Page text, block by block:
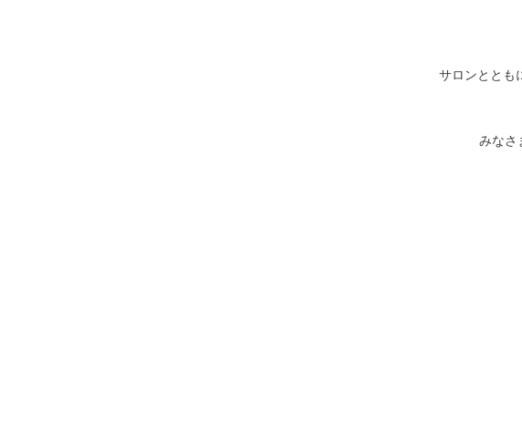
サロンととも
みなさ